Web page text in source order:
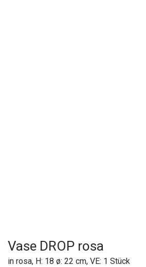
Vase DROP rosa
in rosa, H: 18 ø: 22 cm, VE: 1 Stück